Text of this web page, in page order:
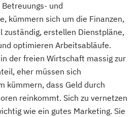
und
kümmern sich um die Finanzen,
zuständig, erstellen Dienstpläne,
optimieren Arbeitsabläufe.
der freien Wirtschaft massig zur
eher müssen sich
kümmern, dass Geld durch
reinkommt. Sich zu vernetzen
wie ein gutes Marketing. Sie